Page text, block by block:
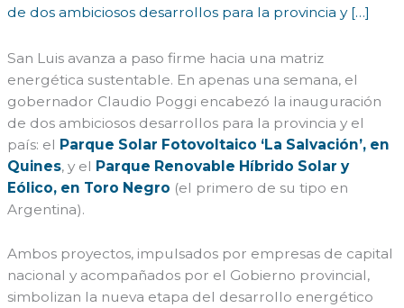
de dos ambiciosos desarrollos para la provincia y […]
San Luis avanza a paso firme hacia una matriz
energética sustentable. En apenas una semana, el
gobernador Claudio Poggi encabezó la inauguración
de dos ambiciosos desarrollos para la provincia y el
país: el Parque Solar Fotovoltaico ‘La Salvación’, en
Quines, y el Parque Renovable Híbrido Solar y
Eólico, en Toro Negro (el primero de su tipo en
Argentina).
Ambos proyectos, impulsados por empresas de capital
nacional y acompañados por el Gobierno provincial,
simbolizan la nueva etapa del desarrollo energético